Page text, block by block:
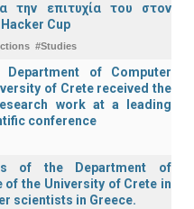
την επιτυχία του στον
Cup
#Studies
of Computer
of Crete received the
work at a leading
conference
of the Department of
of the University of Crete in
scientists in Greece.